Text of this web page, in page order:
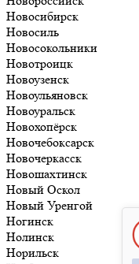
Новосибирск
Новосиль
Новосокольники
Новотроицк
Новоузенск
Новоульяновск
Новоуральск
Новохопёрск
Новочебоксарск
Новочеркасск
Новошахтинск
Новый Оскол
Новый Уренгой
Ногинск
Нолинск
Норильск